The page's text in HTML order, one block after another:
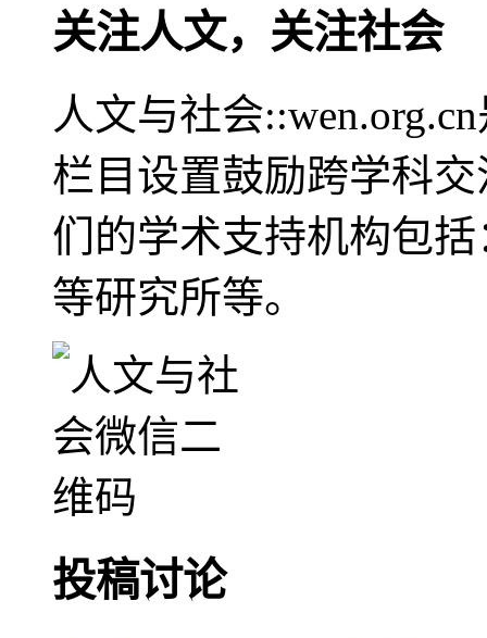
关注人文，关注社会
人文与社会
栏目设置鼓励跨学科
们的学术支持机构包
等研究所等。
投稿讨论